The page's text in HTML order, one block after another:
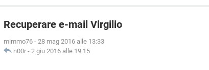
Recuperare e-mail Virgilio
mimmo76 - 28 mag 2016 alle 13:33
n00r - 2 giu 2016 alle 19:15